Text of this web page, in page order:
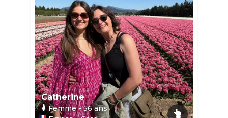
Catherine
Femme- 56ans